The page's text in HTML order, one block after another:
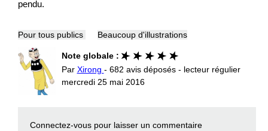
pendu.
Pour tous publics Beaucoup d'illustrations
Note globale :
Par Xirong - 682 avis déposés - lecteur régulier
mercredi 25 mai 2016
Connectez-vous pour laisser un commentaire